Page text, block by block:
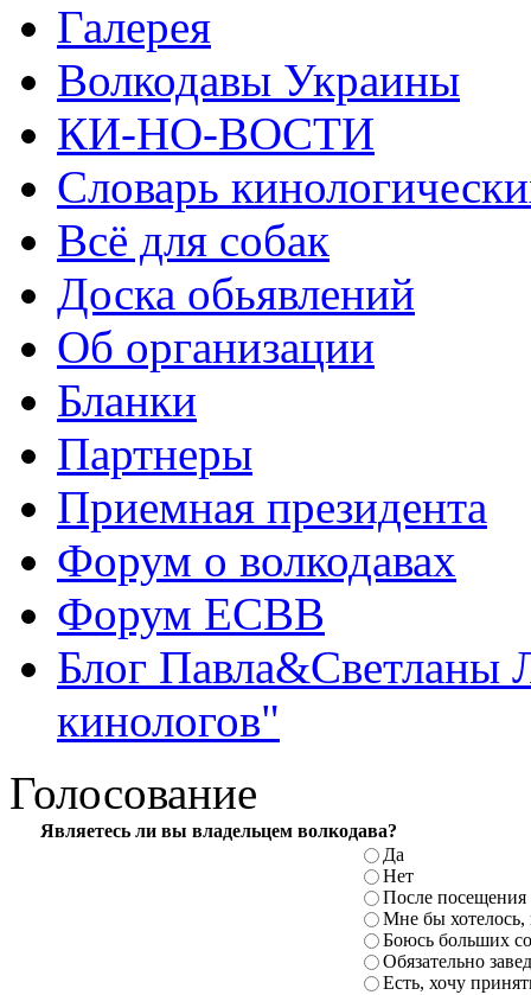
Галерея
Волкодавы Украины
КИ-НО-ВОСТИ
Словарь
Всё для собак
Доска обьявлений
Об организации
Бланки
Партнеры
Приемная президента
Форум о волкодавах
Форум ЕСВВ
Блог Павла&Светланы
кинологов"
Голосование
Являетесь ли вы владельцем волкодава?
Да
Нет
После посещения
Мне бы
Боюсь больших
Обязательно
Есть, хочу